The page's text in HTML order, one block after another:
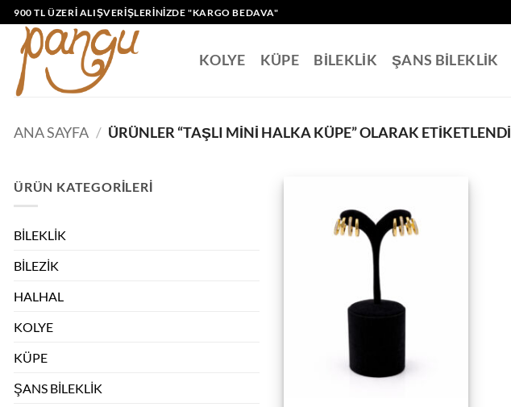
İçeriğe
atla
900 TL ÜZERI ALIŞVERIŞLERINIZDE "KARGO BEDAVA"
KOLYE KÜPE BİLEKLİK ŞANS BİLEKLİK
ANA SAYFA / ÜRÜNLER “TAŞLI MINI HALKA KÜPE” OLARAK ETIKETLENDI
ÜRÜN KATEGORILERI
BİLEKLİK
BİLEZİK
HALHAL
KOLYE
KÜPE
ŞANS BİLEKLİK